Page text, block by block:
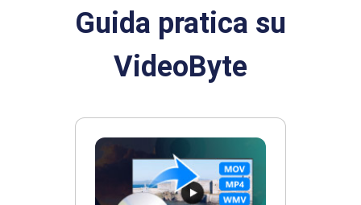
Guida pratica su
VideoByte